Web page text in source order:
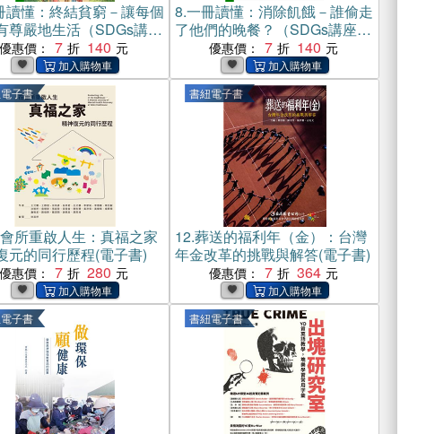
讀懂：終結貧窮－讓每個
尊嚴地生活（SDGs講座
）(電子書)
優惠價： 7 140
8.一冊讀懂：消除飢餓－誰偷走
了他們的晚餐？（SDGs講座第
03冊）(電子書)
優惠價： 7 140
子書
所重啟人生：真福之家
元的同行歷程(電子書)
優惠價： 7 280
書紐電子書
12.葬送的福利年（金）：台灣
年金改革的挑戰與解答(電子書)
優惠價： 7 364
子書 書紐電子書